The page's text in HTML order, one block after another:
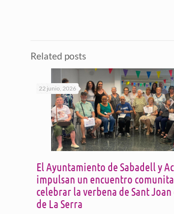
Related posts
22 junio, 2026
El Ayuntamiento de Sabadell y
impulsan un encuentro
celebrar la verbena de Sant
de La Serra